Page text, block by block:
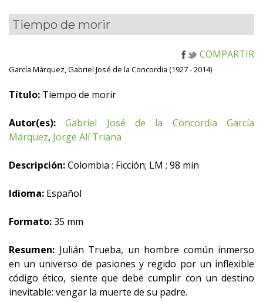
Tiempo de morir
COMPARTIR
García Márquez, Gabriel José de la Concordia (1927 - 2014)
Título: Tiempo de morir
Autor(es):
Gabriel José de la Concordia García
Márquez, Jorge Alí Triana
Descripción:Colombia : Ficción; LM ; 98 min
Idioma: Español
Formato:35 mm
Resumen: Julián Trueba, un hombre común inmerso
en un universo de pasiones y regido por un inflexible
código ético, siente que debe cumplir con un destino
inevitable: vengar la muerte de su padre.